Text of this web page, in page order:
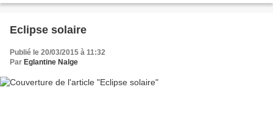
Eclipse solaire
Publié le 20/03/2015 à 11:32
Par Eglantine Nalge